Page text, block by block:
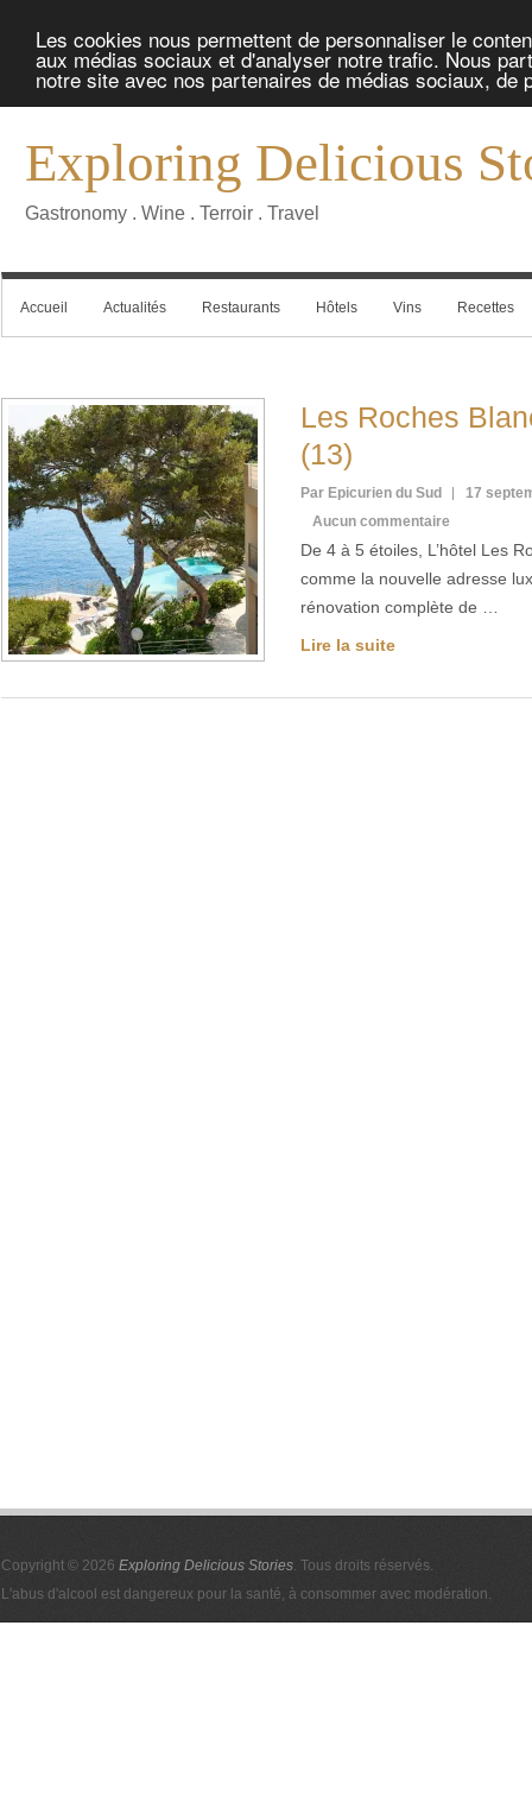
Les cookies nous permettent de personnaliser le
aux médias sociaux et d'analyser notre trafic. Nous
notre site avec nos partenaires de médias sociaux, de
Exploring Delicious
Gastronomy . Wine . Terroir . Travel
Accueil Actualités Restaurants Hôtels Vins Recettes
Les Roches
(13)
Par Epicurien du Sud
17
Aucun commentaire
De 4 à 5 étoiles, L’hôtel Les
comme la nouvelle adresse
rénovation complète de …
Lire la suite
Copyright © 2026 Exploring Delicious Stories. Tous droits réservés.
L'abus d'alcool est dangereux pour la santé, à consommer avec modération.